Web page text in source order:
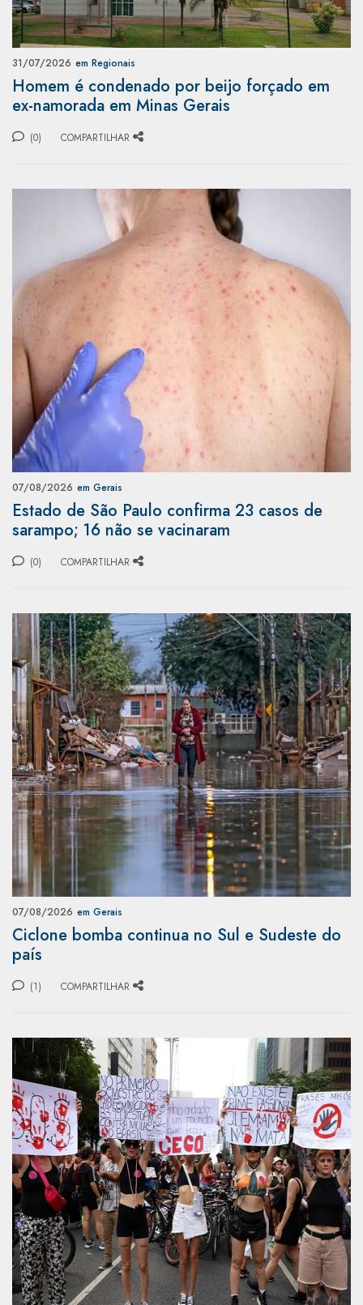
31/07/2026 em Regionais
Homem é condenado por beijo forçado em
ex-namorada em Minas Gerais
(0) COMPARTILHAR
07/08/2026 em Gerais
Estado de São Paulo confirma 23 casos de
sarampo; 16 não se vacinaram
(0) COMPARTILHAR
07/08/2026 em Gerais
Ciclone bomba continua no Sul e Sudeste do
país
(1) COMPARTILHAR